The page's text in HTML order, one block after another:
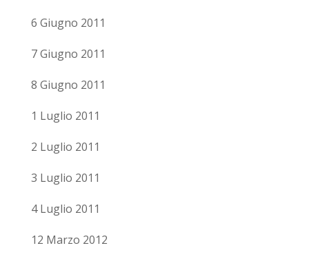
6 Giugno 2011
7 Giugno 2011
8 Giugno 2011
1 Luglio 2011
2 Luglio 2011
3 Luglio 2011
4 Luglio 2011
12 Marzo 2012